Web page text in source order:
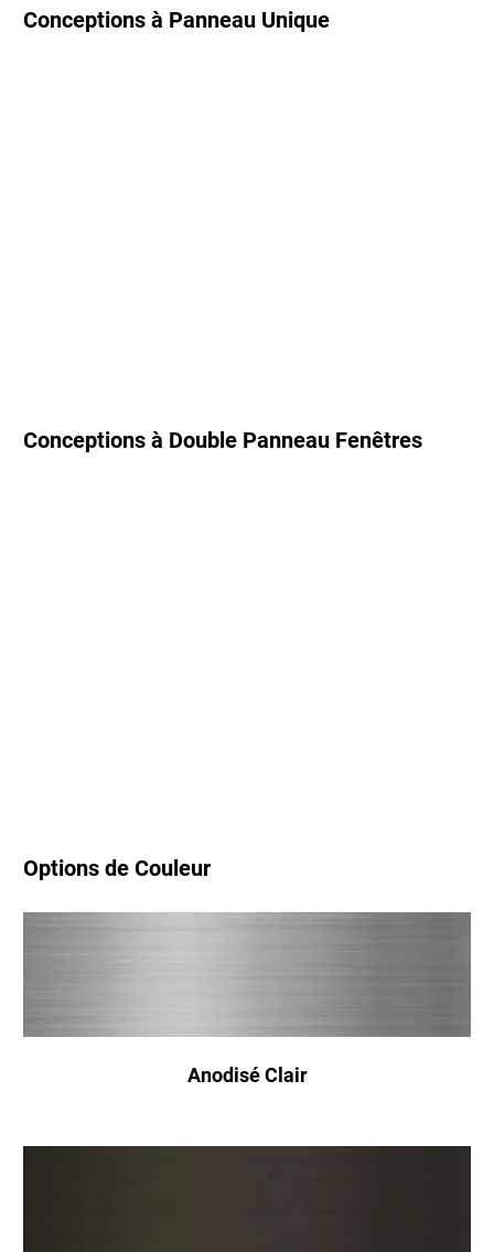
Conceptions à Panneau Unique
Conceptions à Double Panneau Fenêtres
Options de Couleur
Anodisé Clair